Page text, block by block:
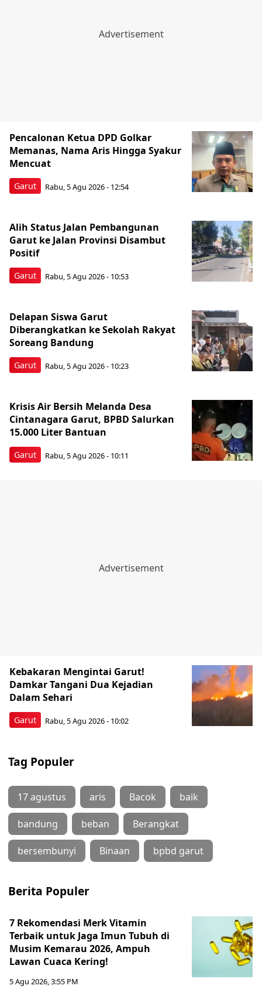
Garut
Pencalonan Ketua DPD Golkar
Memanas, Nama Aris Hingga Syakur
Mencuat ​
Rabu, 5 Agu 2026 - 12:54
Garut
Alih Status Jalan Pembangunan
Garut ke Jalan Provinsi Disambut
Positif
Rabu, 5 Agu 2026 - 10:53
Garut
Delapan Siswa Garut
Diberangkatkan ke Sekolah Rakyat
Soreang Bandung
Rabu, 5 Agu 2026 - 10:23
Garut
Krisis Air Bersih Melanda Desa
Cintanagara Garut, BPBD Salurkan
15.000 Liter Bantuan
Rabu, 5 Agu 2026 - 10:11
Garut
Kebakaran Mengintai Garut!
Damkar Tangani Dua Kejadian
Dalam Sehari
Rabu, 5 Agu 2026 - 10:02
Tag Populer
17 agustus aris Bacok baik
bandung beban Berangkat
bersembunyi Binaan bpbd garut
Berita Populer
7 Rekomendasi Merk Vitamin
Terbaik untuk Jaga Imun Tubuh di
Musim Kemarau 2026, Ampuh
Lawan Cuaca Kering!
5 Agu 2026, 3:55 PM